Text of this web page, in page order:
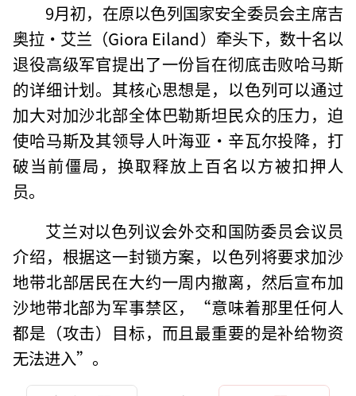
9月初，在原以色列国家安全委员会主席吉
奥拉·艾兰（Giora Eiland）牵头下，数十名以
退役高级军官提出了一份旨在彻底击败哈马斯
的详细计划。其核心思想是，以色列可以通过
加大对加沙北部全体巴勒斯坦民众的压力，迫
使哈马斯及其领导人叶海亚·辛瓦尔投降，打
破当前僵局，换取释放上百名以方被扣押人
员。
艾兰对以色列议会外交和国防委员会议员
介绍，根据这一封锁方案，以色列将要求加沙
地带北部居民在大约一周内撤离，然后宣布加
沙地带北部为军事禁区，“意味着那里任何人
都是（攻击）目标，而且最重要的是补给物资
无法进入”。